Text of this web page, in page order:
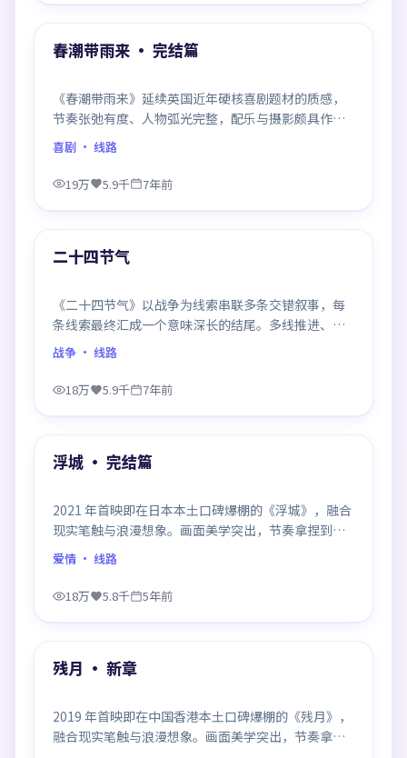
热门
春潮带雨来 · 完结篇
《春潮带雨来》延续英国近年硬核喜剧题材的质感，
节奏张弛有度、人物弧光完整，配乐与摄影颇具作者
风格，是一部值得逐帧细看的诚意之作。
喜剧 · 线路
19万 5.9千 7年前
热门
二十四节气
《二十四节气》以战争为线索串联多条交错叙事，每
条线索最终汇成一个意味深长的结尾。多线推进、信
息密度大，二刷时仍有新发现。
战争 · 线路
18万 5.9千 7年前
热门
浮城 · 完结篇
2021 年首映即在日本本土口碑爆棚的《浮城》，融合
现实笔触与浪漫想象。画面美学突出，节奏拿捏到
位，是当年话题度居高不下的代表作。
爱情 · 线路
18万 5.8千 5年前
热门
残月 · 新章
2019 年首映即在中国香港本土口碑爆棚的《残月》，
融合现实笔触与浪漫想象。画面美学突出，节奏拿捏